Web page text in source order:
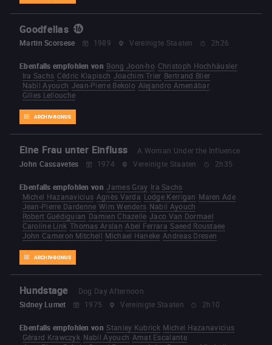
Goodfellas
Martin Scorsese 1989 Vereinigte Staaten 2h26
ARCHIV-BONUS
Ebenfalls empfohlen von Bong Joon-ho Christoph Hochhäusler
Ira Sachs Cédric Klapisch Joachim Trier Bertrand Blier
Nabil Ayouch Jean-Pierre Bekolo Alejandro Amenábar
Gilles Lellouche
Eine Frau unter Einfluss
A Woman Under the Influence
John Cassavetes
1974 Vereinigte Staaten 2h35
ARCHIV-BONUS
Ebenfalls empfohlen von James Gray Ira Sachs
Michel Hazanavicius Agnès Varda Lodge Kerrigan Maren Ade
Jean-Pierre Dardenne Wim Wenders Nabil Ayouch
Robert Guédiguian Damien Chazelle Jaco Van Dormael
Caroline Link Thomas Arslan Abel Ferrara Saeed Roustaee
John Cameron Mitchell Michael Haneke Andreas Dresen
Hundstage
Dog Day Afternoon
Sidney Lumet
1975 Vereinigte Staaten 2h10
Ebenfalls empfohlen von Stanley Kubrick Michel Hazanavicius
Gérard Krawczyk Nabil Ayouch Amat Escalante